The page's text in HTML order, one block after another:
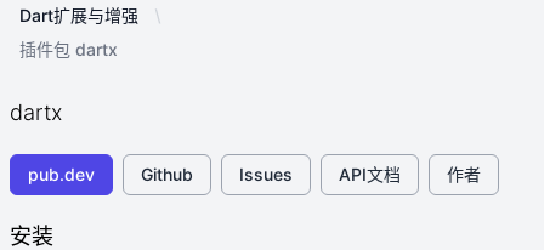
Dart扩展与增强
插件包 dartx
dartx
pub.dev Github Issues API文档 作者
安装